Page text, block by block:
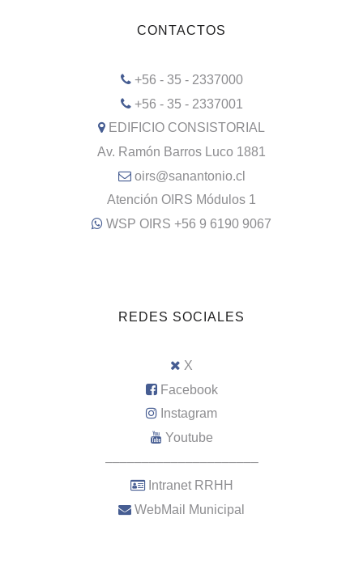
CONTACTOS
+56 - 35 - 2337000
+56 - 35 - 2337001
EDIFICIO CONSISTORIAL
Av. Ramón Barros Luco 1881
oirs@sanantonio.cl
Atención OIRS Módulos 1
WSP OIRS +56 9 6190 9067
REDES SOCIALES
X
Facebook
Instagram
Youtube
–––––––––––––––––––––
Intranet RRHH
WebMail Municipal